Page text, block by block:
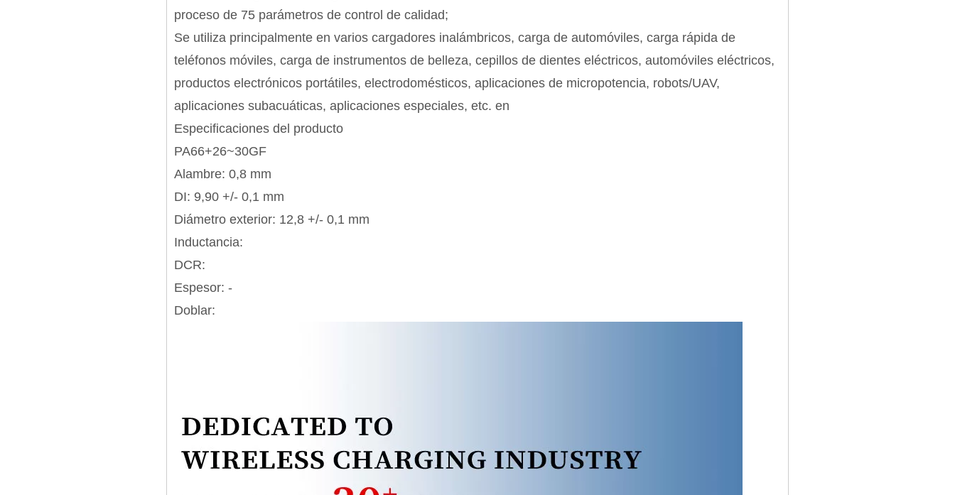
proceso de 75 parámetros de control de calidad;
Se utiliza principalmente en varios cargadores inalámbricos, carga de automóviles, carga rápida de
teléfonos móviles, carga de instrumentos de belleza, cepillos de dientes eléctricos, automóviles eléctricos,
productos electrónicos portátiles, electrodomésticos, aplicaciones de micropotencia, robots/UAV,
aplicaciones subacuáticas, aplicaciones especiales, etc. en
Especificaciones del producto
PA66+26~30GF
Alambre: 0,8 mm
DI: 9,90 +/- 0,1 mm
Diámetro exterior: 12,8 +/- 0,1 mm
Inductancia:
DCR:
Espesor: -
Doblar: